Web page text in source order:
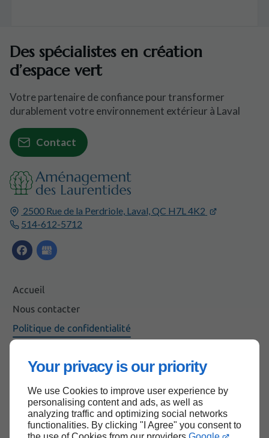
Your privacy is our priority
We use Cookies to improve user experience by
personalising content and ads, as well as
analyzing traffic and optimizing social networks
functionalities. By clicking "I Agree" you consent to
2500 Rue de la Perdriole, Laval, QC H7L 4K2
514-612-5712
Accueil
Nous contacter
Politique de confidentialité
Des spécialistes en création
d’espace vert
Votre partenaire de confiance pour transformer
durablement votre environnement extérieur à Laval
Contact
Haut de page